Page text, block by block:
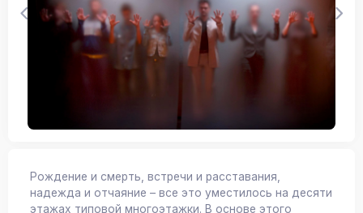
Рождение и смерть, встречи и расставания,
надежда и отчаяние – все это уместилось на десяти
этажах типовой многоэтажки. В основе этого